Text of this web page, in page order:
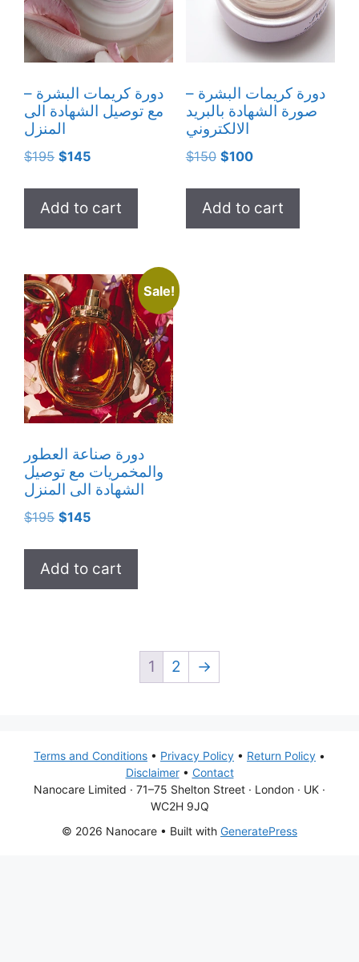
دورة كريمات البشرة –
مع توصيل الشهادة الى
المنزل
$195 Original
$195.
$145Current
$145.
Add to cart
دورة كريمات البشرة –
صورة الشهادة بالبريد
الالكتروني
$150 Original
$150.
$100Current
$100.
Add to cart
Sale!
دورة صناعة العطور
والمخمريات مع توصيل
الشهادة الى المنزل
$195 Original
$195.
$145Current
$145.
Add to cart
1 2 →
Terms and Conditions • Privacy Policy • Return Policy •
Disclaimer• Contact
Nanocare Limited · 71–75 Shelton Street · London · UK ·
WC2H 9JQ
© 2026 Nanocare • Built with GeneratePress